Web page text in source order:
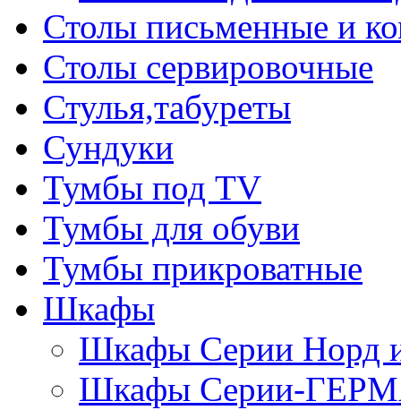
Столы письменные и
Столы сервировочные
Стулья,табуреты
Сундуки
Тумбы под TV
Тумбы для обуви
Тумбы прикроватные
Шкафы
Шкафы Серии
Шкафы Серии-